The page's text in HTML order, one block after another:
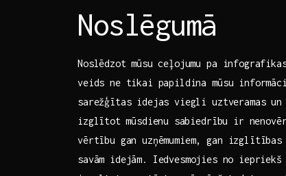
Noslēgumā
Noslēdzot ⁢mūsu ceļojumu pa
veids ‍ne tikai papildina mūsu
sarežģītas idejas viegli uztveramas
izglītot ⁤mūsdienu⁤ sabiedrību ir
vērtību gan uzņēmumiem, gan
savām idejām. Iedvesmojies⁤ no